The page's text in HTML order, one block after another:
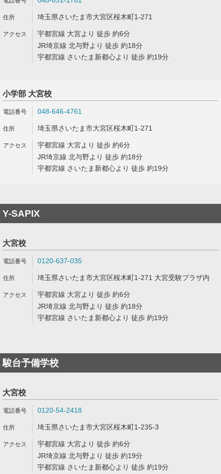
埼玉県さいたま市大宮区桜木町1-271
宇都宮線 大宮より 徒歩 約6分
JR埼京線 北与野より 徒歩 約18分
宇都宮線 さいたま新都心より 徒歩 約19分
小学部 大宮校
048-646-4761
埼玉県さいたま市大宮区桜木町1-271
宇都宮線 大宮より 徒歩 約6分
JR埼京線 北与野より 徒歩 約18分
宇都宮線 さいたま新都心より 徒歩 約19分
Y-SAPIX
大宮校
0120-637-035
埼玉県さいたま市大宮区桜木町1-271 大宮受験プラザ内
宇都宮線 大宮より 徒歩 約6分
JR埼京線 北与野より 徒歩 約18分
宇都宮線 さいたま新都心より 徒歩 約19分
駿台予備学校
大宮校
0120-54-2418
埼玉県さいたま市大宮区桜木町1-235-3
宇都宮線 大宮より 徒歩 約6分
JR埼京線 北与野より 徒歩 約19分
宇都宮線 さいたま新都心より 徒歩 約19分